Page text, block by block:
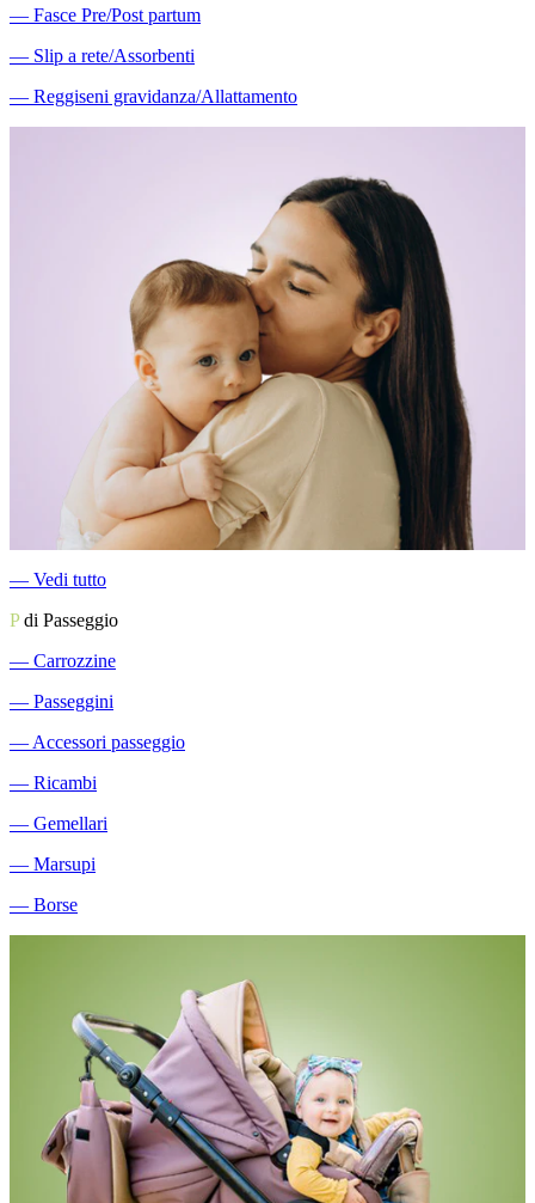
― Fasce Pre/Post partum
― Slip a rete/Assorbenti
― Reggiseni gravidanza/Allattamento
― Vedi tutto
Pdi Passeggio
― Carrozzine
― Passeggini
― Accessori passeggio
― Ricambi
― Gemellari
― Marsupi
― Borse